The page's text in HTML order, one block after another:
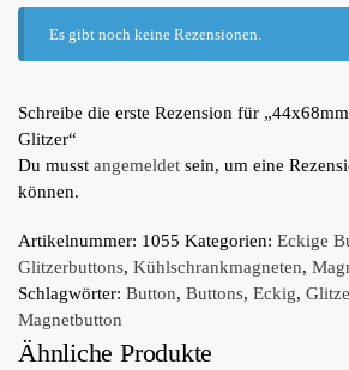
Es gibt noch keine Rezensionen.
Schreibe die erste Rezension für
Glitzer“
Du musst angemeldet sein, um eine
können.
Artikelnummer: 1055 Kategorien: Eckige
Glitzerbuttons, Kühlschrankmagneten,
Schlagwörter: Button, Buttons, Eckig,
Magnetbutton
Ähnliche Produkte